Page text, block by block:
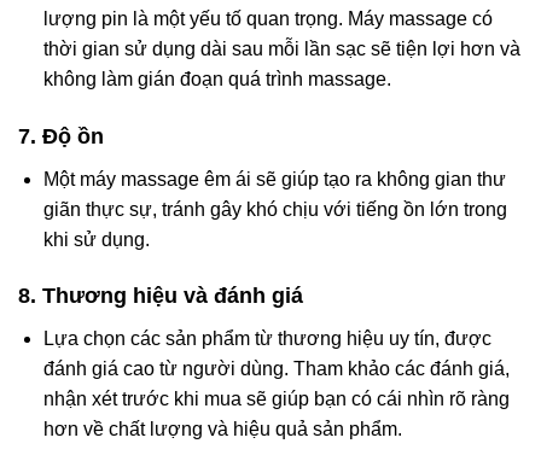
lượng pin là một yếu tố quan trọng. Máy massage có
thời gian sử dụng dài sau mỗi lần sạc sẽ tiện lợi hơn và
không làm gián đoạn quá trình massage.
7. Độ ồn
Một máy massage êm ái sẽ giúp tạo ra không gian thư
giãn thực sự, tránh gây khó chịu với tiếng ồn lớn trong
khi sử dụng.
8. Thương hiệu và đánh giá
Lựa chọn các sản phẩm từ thương hiệu uy tín, được
đánh giá cao từ người dùng. Tham khảo các đánh giá,
nhận xét trước khi mua sẽ giúp bạn có cái nhìn rõ ràng
hơn về chất lượng và hiệu quả sản phẩm.